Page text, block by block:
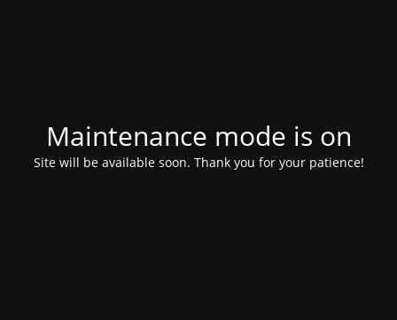
Maintenance mode is on
Site will be available soon. Thank you for your patience!